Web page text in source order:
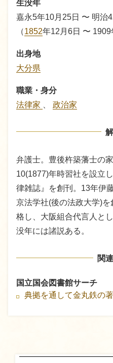
生没年
嘉永5年10月25日 〜 明治
（1852年12月6日 〜 1909
出身地
大分県
職業・身分
法律家
政治家
弁護士。豊後杵築藩士の
10(1877)年時習社を設立
律雑誌』を創刊。13年伊藤
京法学社(後の法政大学)
格し、大阪組合代言人と
没年には諸説ある。
関
国立国会図書館サーチ
典拠を通して金丸鉄の